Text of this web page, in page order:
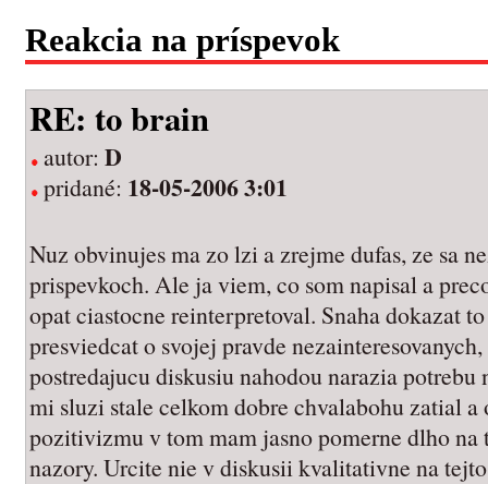
Reakcia na príspevok
RE: to brain
autor: D
pridané: 18-05-2006 3:01
Nuz obvinujes ma zo lzi a zrejme dufas, ze sa
prispevkoch. Ale ja viem, co som napisal a
opat ciastocne reinterpretoval. Snaha dokazat
presviedcat o svojej pravde
postredajucu diskusiu nahodou narazia
mi sluzi stale celkom dobre chvalabohu zatial
pozitivizmu v tom mam jasno pomerne dlho na
nazory. Urcite nie v diskusii kvalitativne na